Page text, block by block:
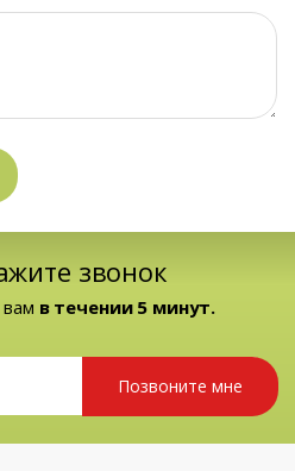
звонок
в течении 5 минут.
Позвоните мне